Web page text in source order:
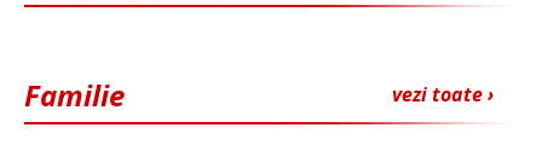
vezi toate ›
Familie